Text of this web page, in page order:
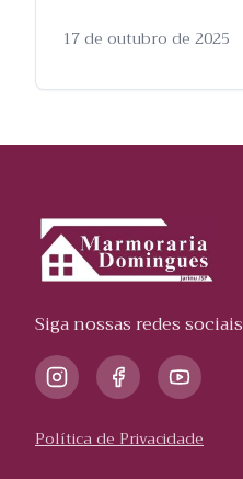
processo.
17 de outubro de 2025
Siga nossas redes sociais
Política de Privacidade